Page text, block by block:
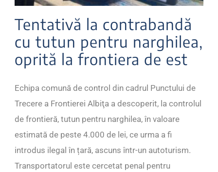
Tentativă la contrabandă
cu tutun pentru narghilea,
oprită la frontiera de est
Echipa comună de control din cadrul Punctului de
Trecere a Frontierei Albiţa a descoperit, la controlul
de frontieră, tutun pentru narghilea, în valoare
estimată de peste 4.000 de lei, ce urma a fi
introdus ilegal în țară, ascuns într-un autoturism.
Transportatorul este cercetat penal pentru